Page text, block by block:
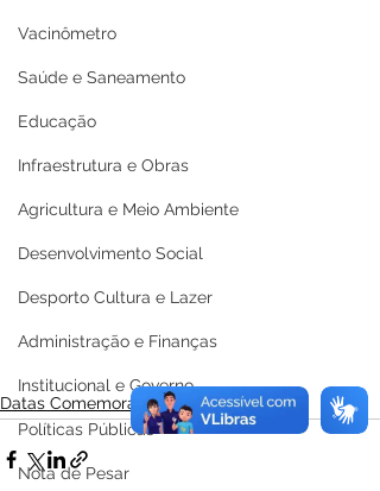
Vacinômetro
Saúde e Saneamento
Educação
Infraestrutura e Obras
Agricultura e Meio Ambiente
Desenvolvimento Social
Desporto Cultura e Lazer
Administração e Finanças
Institucional e Governo
Políticas Públicas
Nota de Pesar
Datas Comemorativas